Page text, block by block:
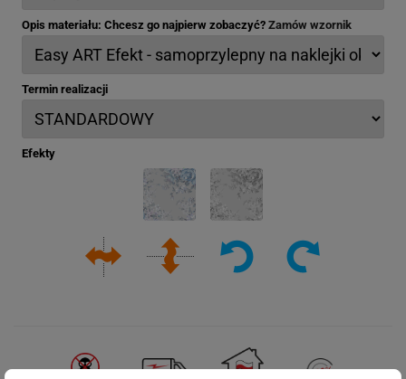
Opis materiału: Chcesz go najpierw zobaczyć? Zamów wzornik
Termin realizacji
Efekty